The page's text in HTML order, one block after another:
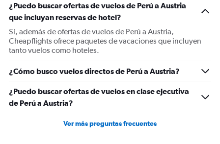
Y
axis
displaying
values.
Range:
0
1800.
¿Puedo buscar ofertas de vuelos de Perú a Austria
que incluyan reservas de hotel?
Sí, además de ofertas de vuelos de Perú a Austria,
Cheapflights ofrece paquetes de vacaciones que incluyen
tanto vuelos como hoteles.
¿Cómo busco vuelos directos de Perú a Austria?
¿Puedo buscar ofertas de vuelos en clase ejecutiva
de Perú a Austria?
Ver más preguntas frecuentes